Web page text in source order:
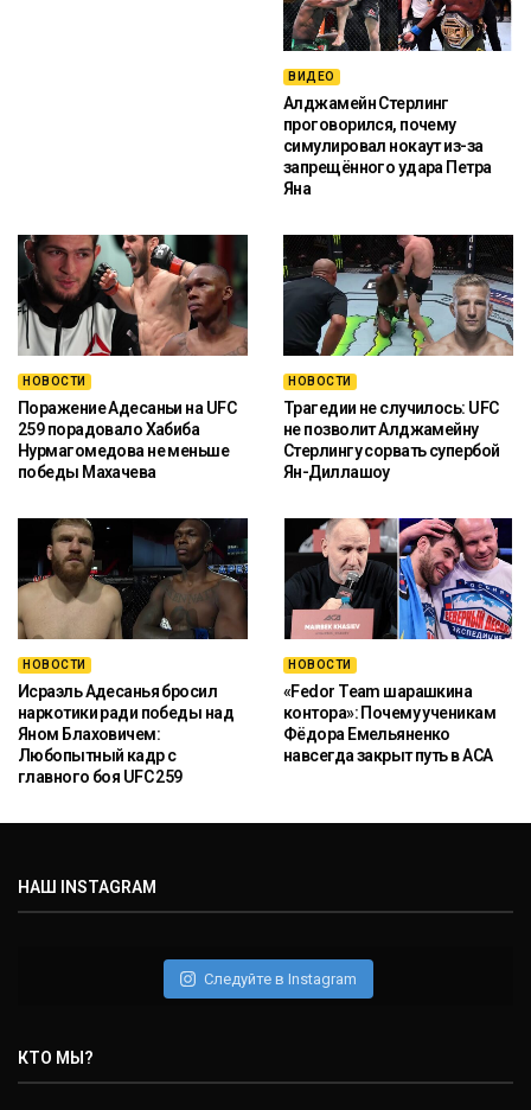
ВИДЕО
Алджамейн Стерлинг
проговорился, почему
симулировал нокаут из-за
запрещённого удара Петра
Яна
НОВОСТИ
Поражение Адесаньи на UFC
259 порадовало Хабиба
Нурмагомедова не меньше
победы Махачева
НОВОСТИ
Трагедии не случилось: UFC
не позволит Алджамейну
Стерлингу сорвать супербой
Ян-Диллашоу
НОВОСТИ
Исраэль Адесанья бросил
наркотики ради победы над
Яном Блаховичем:
Любопытный кадр с
главного боя UFC 259
НОВОСТИ
«Fedor Team шарашкина
контора»: Почему ученикам
Фёдора Емельяненко
навсегда закрыт путь в ACA
НАШ INSTAGRAM
Следуйте в Instagram
КТО МЫ?